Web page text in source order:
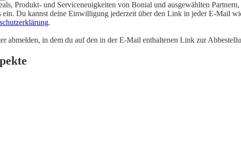
Produkt- und Serviceneuigkeiten von Bonial und ausgewählten
Du kannst deine Einwilligung jederzeit über den Link in jeder E-Mail
.
abmelden, in dem du auf den in der E-Mail enthaltenen Link zur